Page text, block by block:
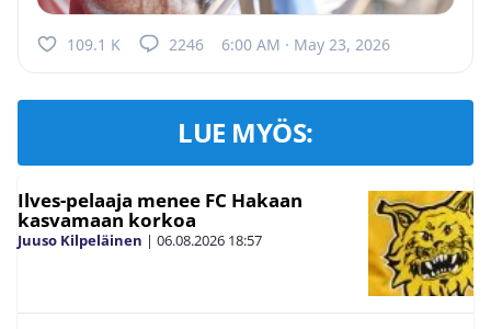
109.1 K 2246 6:00 AM · May 23, 2026
LUE MYÖS:
Ilves-pelaaja menee FC Hakaan
kasvamaan korkoa
Juuso Kilpeläinen | 06.08.2026 18:57